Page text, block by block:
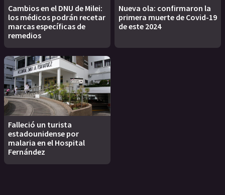
Cambios en el DNU de Milei:
los médicos podrán recetar
marcas específicas de
remedios
Nueva ola: confirmaron la
primera muerte de Covid-19
de este 2024
Falleció un turista
estadounidense por
malaria en el Hospital
Fernández